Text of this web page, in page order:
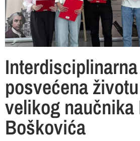
posvećena
velikog naučnika
Boškovića